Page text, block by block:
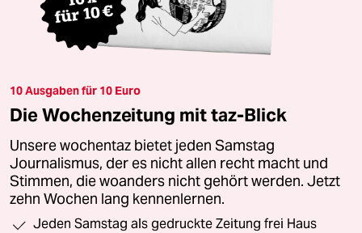
10 Ausgaben für 10 Euro
Die Wochenzeitung mit taz-Blick
Unsere wochentaz bietet jeden Samstag
Journalismus, der es nicht allen recht macht und
Stimmen, die woanders nicht gehört werden. Jetzt
zehn Wochen lang kennenlernen.
Jeden Samstag als gedruckte Zeitung frei Haus